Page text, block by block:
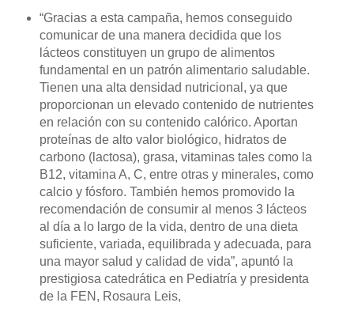
“Gracias a esta campaña, hemos conseguido
comunicar de una manera decidida que los
lácteos constituyen un grupo de alimentos
fundamental en un patrón alimentario saludable.
Tienen una alta densidad nutricional, ya que
proporcionan un elevado contenido de nutrientes
en relación con su contenido calórico. Aportan
proteínas de alto valor biológico, hidratos de
carbono (lactosa), grasa, vitaminas tales como la
B12, vitamina A, C, entre otras y minerales, como
calcio y fósforo. También hemos promovido la
recomendación de consumir al menos 3 lácteos
al día a lo largo de la vida, dentro de una dieta
suficiente, variada, equilibrada y adecuada, para
una mayor salud y calidad de vida”, apuntó la
prestigiosa catedrática en Pediatría y presidenta
de la FEN, Rosaura Leis,